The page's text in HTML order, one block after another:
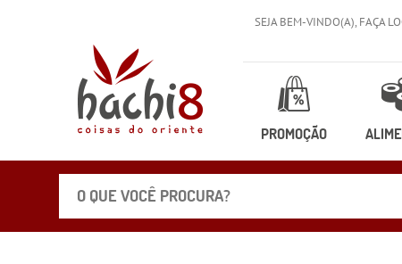
SEJA BEM-VINDO(A), FAÇA
PROMOÇÃO